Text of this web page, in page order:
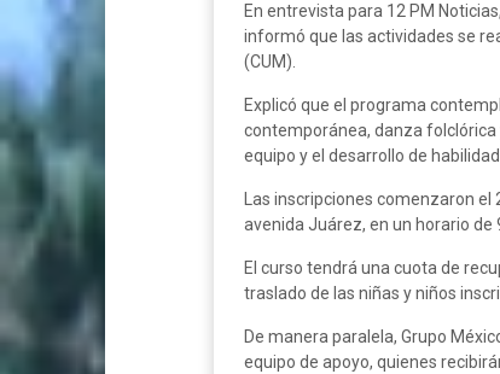
En entrevista para 12 PM
informó que las actividades se
(CUM).
Explicó que el programa
contemporánea, danza
equipo y el desarrollo de
Las inscripciones comenzaron el
avenida Juárez, en un horario de
El curso tendrá una cuota de
traslado de las niñas y niños
De manera paralela, Grupo
equipo de apoyo, quienes